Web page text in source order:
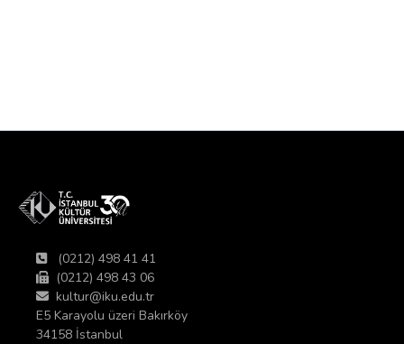
(0212) 498 41 41
(0212) 498 43 06
kultur@iku.edu.tr
E5 Karayolu üzeri Bakırköy
34158 İstanbul